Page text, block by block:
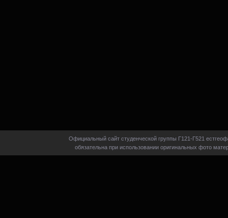
Официальный сайт студенческой группы Г121-Г521
обязательна при использовании оригинальных фото